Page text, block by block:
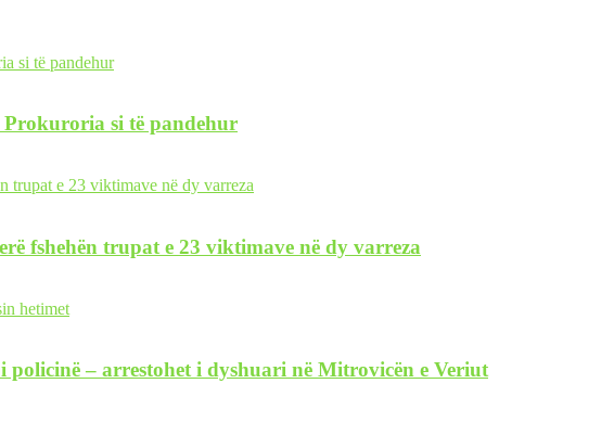
Prokuroria si të pandehur
fshehën trupat e 23 viktimave në dy varreza
policinë – arrestohet i dyshuari në Mitrovicën e Veriut